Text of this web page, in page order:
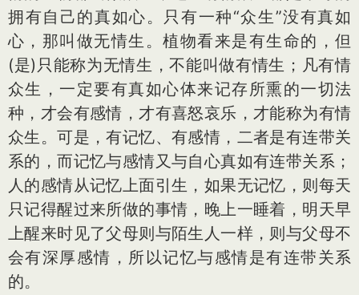
拥有自己的真如心。只有一种“众生”没有真如
心，那叫做无情生。植物看来是有生命的，但
(是)只能称为无情生，不能叫做有情生；凡有情
众生，一定要有真如心体来记存所熏的一切法
种，才会有感情，才有喜怒哀乐，才能称为有情
众生。可是，有记忆、有感情，二者是有连带关
系的，而记忆与感情又与自心真如有连带关系；
人的感情从记忆上面引生，如果无记忆，则每天
只记得醒过来所做的事情，晚上一睡着，明天早
上醒来时见了父母则与陌生人一样，则与父母不
会有深厚感情，所以记忆与感情是有连带关系
的。